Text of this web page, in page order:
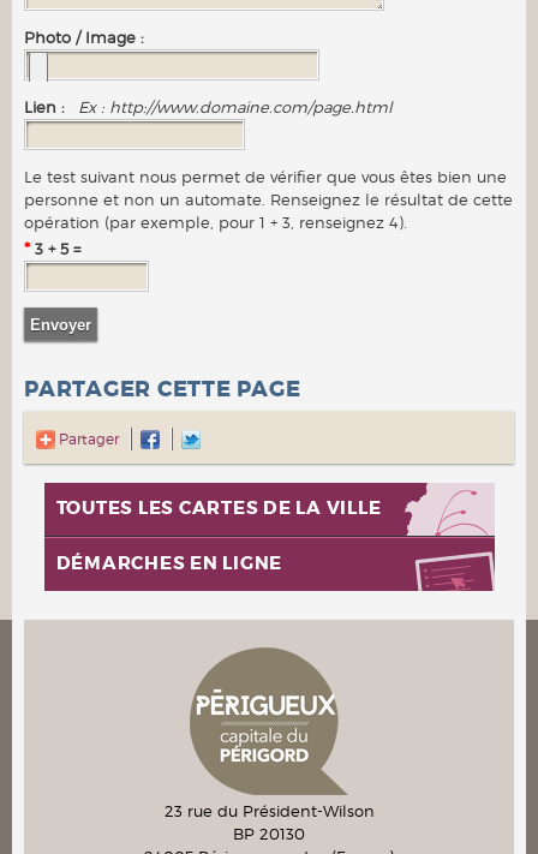
Photo / Image :
Lien : Ex : http://www.domaine.com/page.html
Le test suivant nous permet de vérifier que vous êtes bien une
personne et non un automate. Renseignez le résultat de cette
opération (par exemple, pour 1 + 3, renseignez 4).
* 3 + 5 =
PARTAGER CETTE PAGE
Partager
TOUTES LES CARTES DE LA VILLE
DÉMARCHES EN LIGNE
23 rue du Président-Wilson
BP 20130